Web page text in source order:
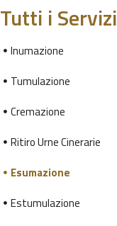
Tutti i Servizi
Inumazione
Tumulazione
Cremazione
Ritiro Urne Cinerarie
Esumazione
Estumulazione